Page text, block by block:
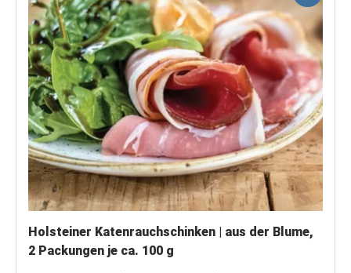
Holsteiner Katenrauchschinken | aus der Blume,
2 Packungen je ca. 100 g